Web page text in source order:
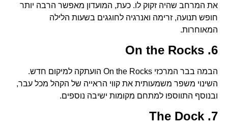
את המרחב שהיה זקוק לו. כעת, המועדון מאפשר הרבה יותר
חופש תנועה, זרימה ואנרגיה לחוגגים בשעות הלילה
המאוחרות.
הבמה בבר המרכזי On the Rocks הועתקה למיקום חדש.
השינוי משפר משמעותית את קווי הראייה של הקהל מכל עבר,
ובנוסף התווספו למתחם מקומות ישיבה נוספים.